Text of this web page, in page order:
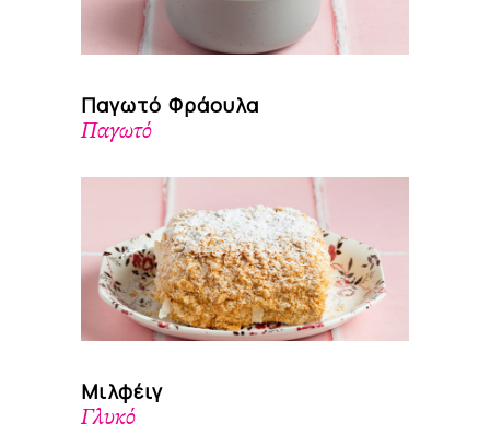
Παγωτό Φράουλα
Παγωτό
Μιλφέιγ
Γλυκό